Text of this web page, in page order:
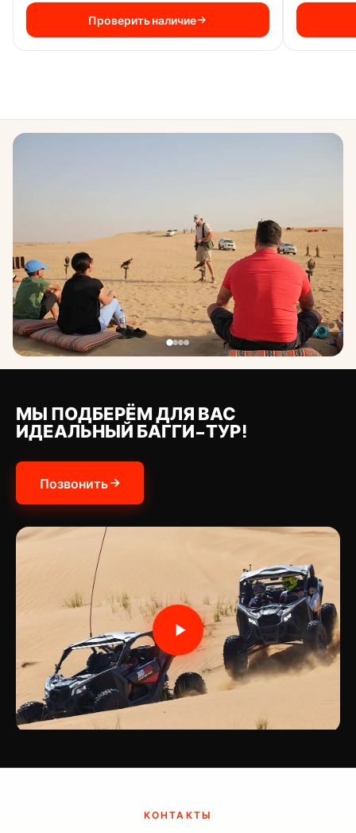
Проверить наличие
МЫ ПОДБЕРЁМ ДЛЯ ВАС
ИДЕАЛЬНЫЙ БАГГИ-ТУР!
Позвонить
КОНТАКТЫ